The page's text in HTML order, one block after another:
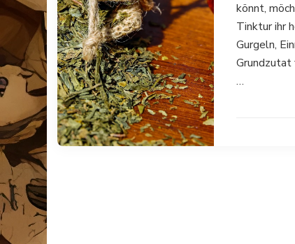
könnt,
Tinktur ihr
Gurgeln,
…